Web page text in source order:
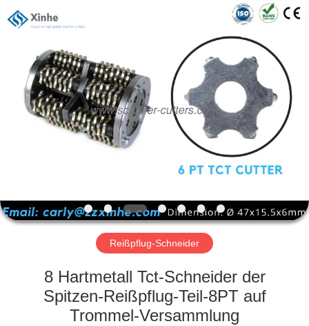
HAUSE
PRODUKTE
ÜBER
WERKSBESICHTIGUNG
Industry
Co.,
Reißpflug-Schneider
8 Hartmetall Tct-Schneider der
Spitzen-Reißpflug-Teil-8PT auf
Trommel-Versammlung